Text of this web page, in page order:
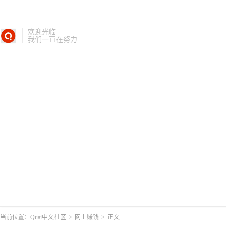
欢迎光临
我们一直在努力
当前位置： Quai中文社区 > 网上赚钱 > 正文